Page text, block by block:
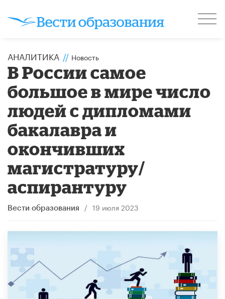
АНАЛИТИКА // Новость
В России самое
большое в мире число
людей с дипломами
бакалавра и
окончивших
магистратуру/
аспирантуру
Вести образования / 19 июля 2023